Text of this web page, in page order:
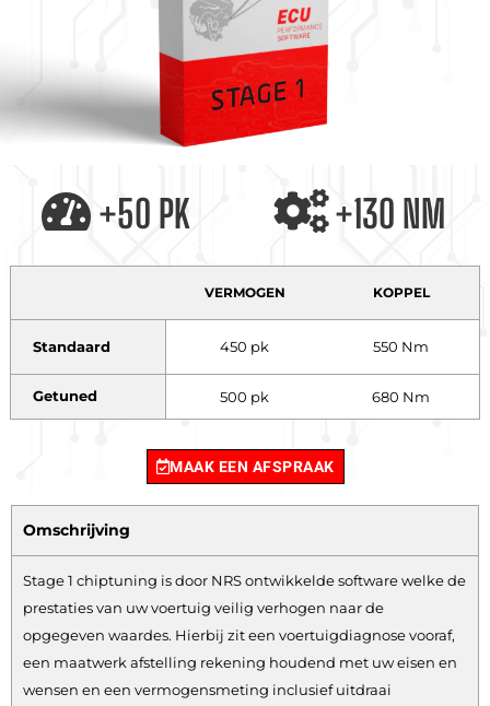
+50 PK +130 NM
VERMOGEN KOPPEL
Standaard 450 pk 550 Nm
Getuned 500 pk 680 Nm
MAAK EEN AFSPRAAK
Omschrijving
Stage 1 chiptuning is door NRS ontwikkelde software welke de
prestaties van uw voertuig veilig verhogen naar de
opgegeven waardes. Hierbij zit een voertuigdiagnose vooraf,
een maatwerk afstelling rekening houdend met uw eisen en
wensen en een vermogensmeting inclusief uitdraai